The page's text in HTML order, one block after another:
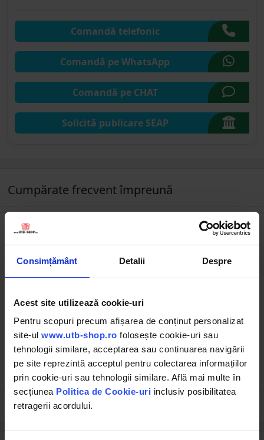
Consimțământ Detalii Despre
Acest site utilizează cookie-uri
Pentru scopuri precum afișarea de conținut personalizat
site-ul www.utb-shop.ro folosește cookie-uri sau
tehnologii similare, acceptarea sau continuarea navigării
pe site reprezintă acceptul pentru colectarea informațiilor
prin cookie-uri sau tehnologii similare. Află mai multe în
secțiunea Politica de Cookie-uri inclusiv posibilitatea
retragerii acordului.
Comandă telefonic
Comandă pe WhatsApp
Comandă pe CHAT
Solicită publicare SEAP
Cumpărate frecvent împreună
BK69282
pini pentru John Deeere
RE165319, RE212870,
RE190348, RE46573, RE69671
83.25 RON
2 pini pentru John Deere
RE52722
17.49 RON